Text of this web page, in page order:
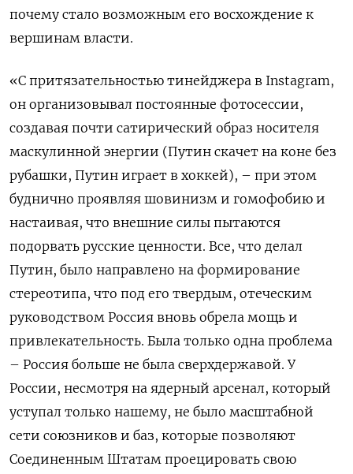
почему стало возможным его восхождение к
вершинам власти.
«С притязательностью тинейджера в Instagram,
он организовывал постоянные фотосессии,
создавая почти сатирический образ носителя
маскулинной энергии (Путин скачет на коне без
рубашки, Путин играет в хоккей), – при этом
буднично проявляя шовинизм и гомофобию и
настаивая, что внешние силы пытаются
подорвать русские ценности. Все, что делал
Путин, было направлено на формирование
стереотипа, что под его твердым, отеческим
руководством Россия вновь обрела мощь и
привлекательность. Была только одна проблема
– Россия больше не была сверхдержавой. У
России, несмотря на ядерный арсенал, который
уступал только нашему, не было масштабной
сети союзников и баз, которые позволяют
Соединенным Штатам проецировать свою